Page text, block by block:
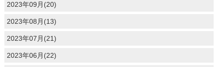
2023年09月(20)
2023年08月(13)
2023年07月(21)
2023年06月(22)